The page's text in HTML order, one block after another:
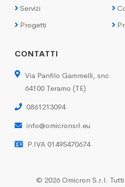
Servizi
Progetti
CONTATTI
Via Panfilo Gammelli, snc
64100 Teramo (TE)
0861213094
info@omicronsrl.eu
P.IVA 01495470674
© 2026 Omicron S.r.l.